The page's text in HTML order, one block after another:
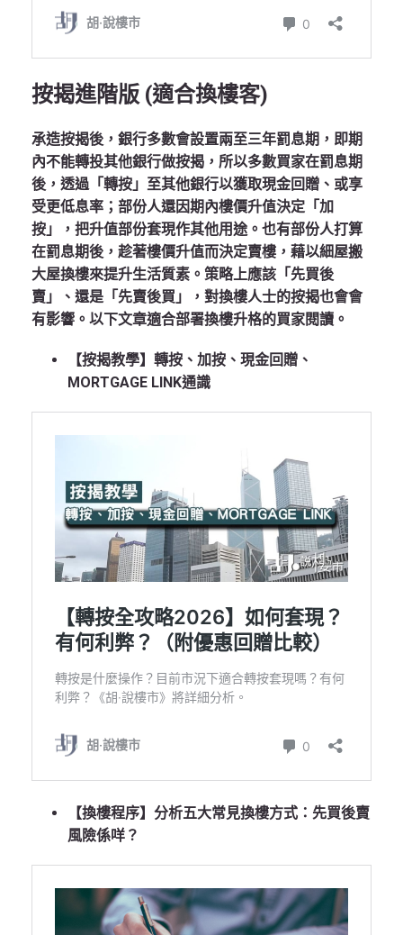
按揭進階版 (適合換樓客)
承造按揭後，銀行多數會設置兩至三年罰息期，即期
內不能轉投其他銀行做按揭，所以多數買家在罰息期
後，透過「轉按」至其他銀行以獲取現金回贈、或享
受更低息率；部份人還因期內樓價升值決定「加
按」，把升值部份套現作其他用途。也有部份人打算
在罰息期後，趁著樓價升值而決定賣樓，藉以細屋搬
大屋換樓來提升生活質素。策略上應該「先買後
賣」、還是「先賣後買」，對換樓人士的按揭也會會
有影響。以下文章適合部署換樓升格的買家閱讀。
【按揭教學】轉按、加按、現金回贈、
MORTGAGE LINK通識
【換樓程序】分析五大常見換樓方式：先買後賣
風險係咩？